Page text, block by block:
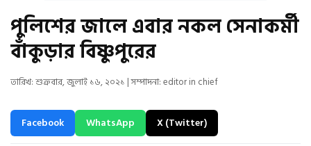
পুলিশের জালে এবার নকল সেনাকর্মী
বাঁকুড়ার বিষ্ণুপুরের
তারিখ: শুক্রবার, জুলাই ১৬, ২০২১ | সম্পাদনা: editor in chief
Facebook WhatsApp X (Twitter)